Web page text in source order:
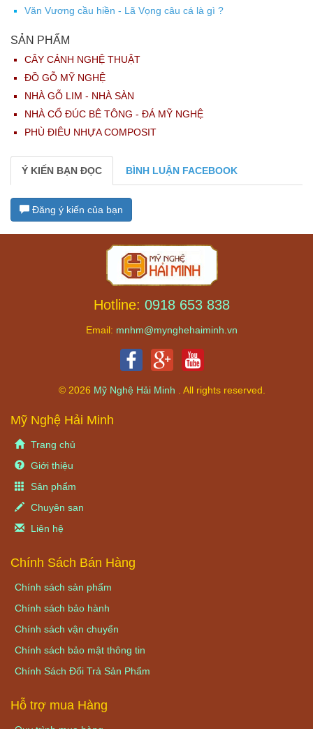
Văn Vương cầu hiền - Lã Vọng câu cá là gì ?
SẢN PHẨM
CÂY CẢNH NGHỆ THUẬT
ĐỒ GỖ MỸ NGHỆ
NHÀ GỖ LIM - NHÀ SÀN
NHÀ CỔ ĐÚC BÊ TÔNG - ĐÁ MỸ NGHỆ
PHÙ ĐIÊU NHỰA COMPOSIT
Ý KIẾN BẠN ĐỌC BÌNH LUẬN FACEBOOK
Đăng ý kiến của bạn
Hotline: 0918 653 838
Email: mnhm@mynghehaiminh.vn
© 2026 Mỹ Nghệ Hải Minh . All rights reserved.
Mỹ Nghệ Hải Minh
Trang chủ
Giới thiệu
Sản phẩm
Chuyên san
Liên hệ
Chính Sách Bán Hàng
Chính sách sản phẩm
Chính sách bảo hành
Chính sách vận chuyển
Chính sách bảo mật thông tin
Chính Sách Đổi Trả Sản Phẩm
Hỗ trợ mua Hàng